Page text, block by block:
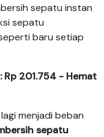
sepatu instan
sepatu
baru setiap
Rp 201.754 - Hemat
menjadi beban
sepatu